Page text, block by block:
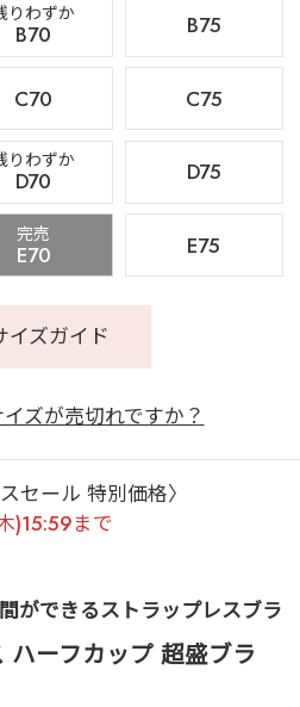
りわずか
B70 B75
C70 C75
りわずか
D70 D75
完売
E70 E75
イズガイド
ズが売切れですか？
セール 特別価格〉
)15:59まで
ができるストラップレスブラ
ハーフカップ 超盛ブラ